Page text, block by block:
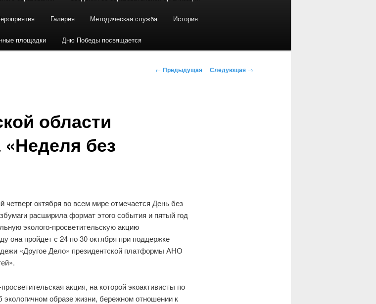
Галерея Методическая служба История
площадки Дню Победы посвящается
Навигация по записям
← Предыдущая Следующая →
области
«Неделя без
октября во всем мире отмечается День без
расширила формат этого события и пятый год
эколого-просветительскую акцию
она пройдет с 24 по 30 октября при поддержке
«Другое Дело» президентской платформы АНО
акция, на которой экоактивисты по
экологичном образе жизни, бережном отношении к